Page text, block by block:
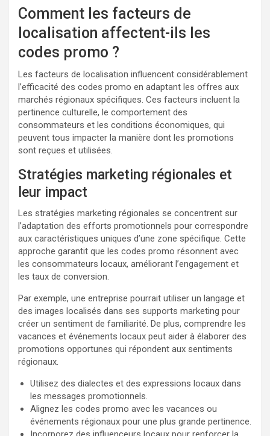
Comment les facteurs de
localisation affectent-ils les
codes promo ?
Les facteurs de localisation influencent considérablement
l’efficacité des codes promo en adaptant les offres aux
marchés régionaux spécifiques. Ces facteurs incluent la
pertinence culturelle, le comportement des
consommateurs et les conditions économiques, qui
peuvent tous impacter la manière dont les promotions
sont reçues et utilisées.
Stratégies marketing régionales et
leur impact
Les stratégies marketing régionales se concentrent sur
l’adaptation des efforts promotionnels pour correspondre
aux caractéristiques uniques d’une zone spécifique. Cette
approche garantit que les codes promo résonnent avec
les consommateurs locaux, améliorant l’engagement et
les taux de conversion.
Par exemple, une entreprise pourrait utiliser un langage et
des images localisés dans ses supports marketing pour
créer un sentiment de familiarité. De plus, comprendre les
vacances et événements locaux peut aider à élaborer des
promotions opportunes qui répondent aux sentiments
régionaux.
Utilisez des dialectes et des expressions locaux dans
les messages promotionnels.
Alignez les codes promo avec les vacances ou
événements régionaux pour une plus grande pertinence.